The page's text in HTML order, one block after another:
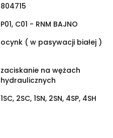
804715
P01, C01 - RNM BAJNO
ocynk ( w pasywacji białej )
zaciskanie na wężach
hydraulicznych
1SC, 2SC, 1SN, 2SN, 4SP, 4SH